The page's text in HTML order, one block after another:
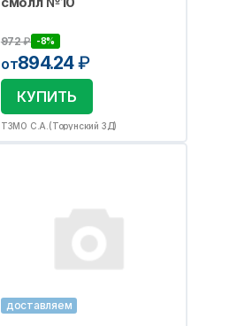
972₽ -8%
от894.24₽
КУПИТЬ
ТЗМО С.А.(Торунский ЗД)
доставляем